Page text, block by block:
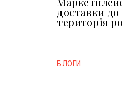
доставки
територія
БЛОГИ